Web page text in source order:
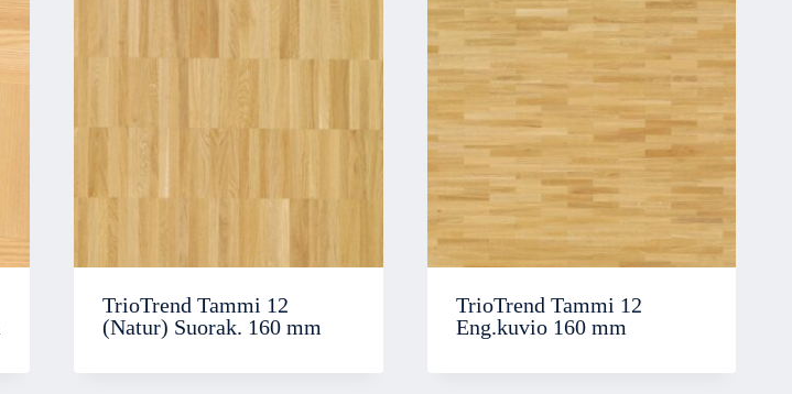
TrioTrend Tammi 12
(Natur) Suorak. 160 mm
TrioTrend Tammi 12
Eng.kuvio 160 mm